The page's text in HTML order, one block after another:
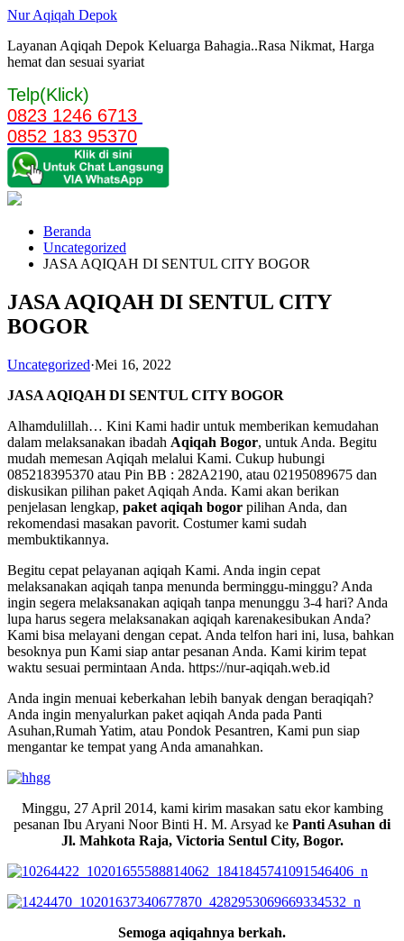
Langsung
konten
Nur Aqiqah Depok
Layanan Aqiqah Depok Keluarga Bahagia..Rasa Nikmat, Harga
hemat dan sesuai syariat
Telp(Klick)
0823 1246 6713
0852 183 95370
Beranda
Uncategorized
JASA AQIQAH DI SENTUL CITY BOGOR
JASA AQIQAH DI SENTUL CITY
BOGOR
Uncategorized·Mei 16, 2022
JASA AQIQAH DI SENTUL CITY BOGOR
Alhamdulillah… Kini Kami hadir untuk memberikan kemudahan
dalam melaksanakan ibadah Aqiqah Bogor, untuk Anda. Begitu
mudah memesan Aqiqah melalui Kami. Cukup hubungi
085218395370 atau Pin BB : 282A2190, atau 02195089675 dan
diskusikan pilihan paket Aqiqah Anda. Kami akan berikan
penjelasan lengkap, paket aqiqah bogor pilihan Anda, dan
rekomendasi masakan pavorit. Costumer kami sudah
membuktikannya.
Begitu cepat pelayanan aqiqah Kami. Anda ingin cepat
melaksanakan aqiqah tanpa menunda berminggu-minggu? Anda
ingin segera melaksanakan aqiqah tanpa menunggu 3-4 hari? Anda
lupa harus segera melaksanakan aqiqah karenakesibukan Anda?
Kami bisa melayani dengan cepat. Anda telfon hari ini, lusa, bahkan
besoknya pun Kami siap antar pesanan Anda. Kami kirim tepat
waktu sesuai permintaan Anda. https://nur-aqiqah.web.id
Anda ingin menuai keberkahan lebih banyak dengan beraqiqah?
Anda ingin menyalurkan paket aqiqah Anda pada Panti
Asuhan,Rumah Yatim, atau Pondok Pesantren, Kami pun siap
mengantar ke tempat yang Anda amanahkan.
Minggu, 27 April 2014, kami kirim masakan satu ekor kambing
pesanan Ibu Aryani Noor Binti H. M. Arsyad ke Panti Asuhan di
Jl. Mahkota Raja, Victoria Sentul City, Bogor.
Semoga aqiqahnya berkah.